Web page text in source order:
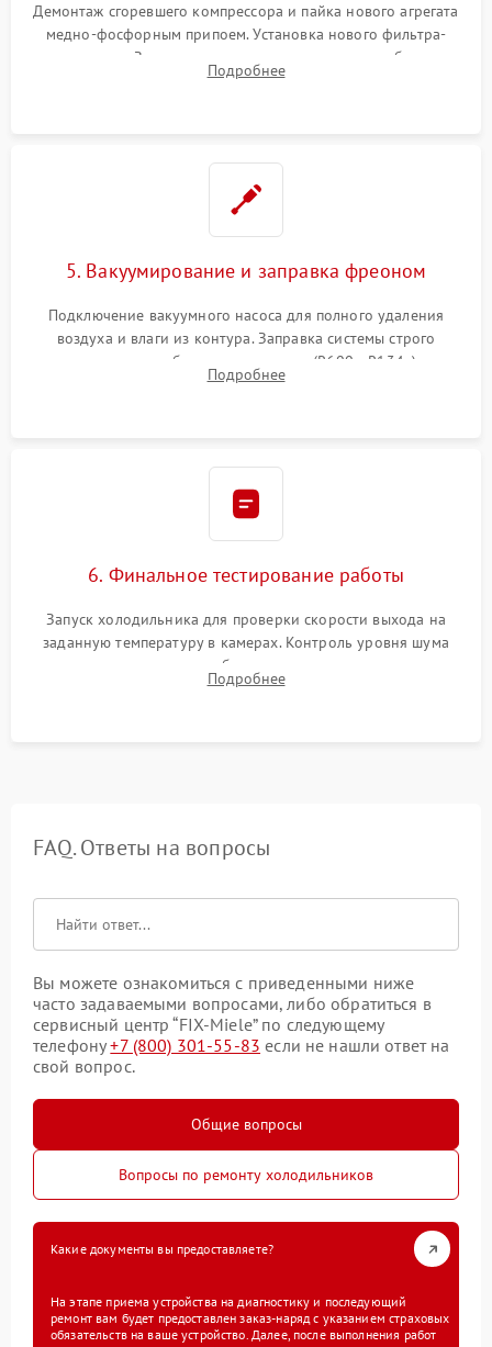
Демонтаж сгоревшего компрессора и пайка нового агрегата
медно-фосфорным припоем. Установка нового фильтра-
осушителя. Замена изношенных вентиляторов обдува,
сломанных заслонок или поврежденных дверных петель.
Подробнее
5. Вакуумирование и заправка фреоном
Подключение вакуумного насоса для полного удаления
воздуха и влаги из контура. Заправка системы строго
дозированным объемом хладагента (R600a, R134a) по
электронным весам. Контроль рабочего давления в системе.
Подробнее
6. Финальное тестирование работы
Запуск холодильника для проверки скорости выхода на
заданную температуру в камерах. Контроль уровня шума
компрессора, отсутствия обмерзания стенок и корректного
срабатывания системы автоматической оттайки.
Подробнее
FAQ. Ответы на вопросы
Вы можете ознакомиться с приведенными ниже
часто задаваемыми вопросами, либо обратиться в
сервисный центр “FIX-Miele” по следующему
телефону+7 (800) 301-55-83 если не нашли ответ на
свой вопрос.
Общие вопросы
Вопросы по ремонту холодильников
Какие документы вы предоставляете?
На этапе приема устройства на диагностику и последующий
ремонт вам будет предоставлен заказ-наряд с указанием страховых
обязательств на ваше устройство. Далее, после выполнения работ